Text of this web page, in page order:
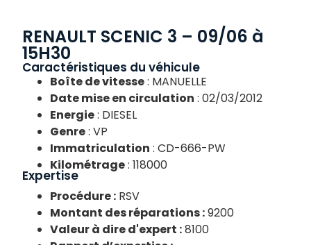
RENAULT SCENIC 3 – 09/06 à
15H30
Caractéristiques du véhicule
Boîte de vitesse: MANUELLE
Date mise en circulation : 02/03/2012
Energie: DIESEL
Genre: VP
Immatriculation : CD-666-PW
Kilométrage: 118000
Expertise
Procédure : RSV
Montant des réparations :9200
Valeur à dire d'expert :8100